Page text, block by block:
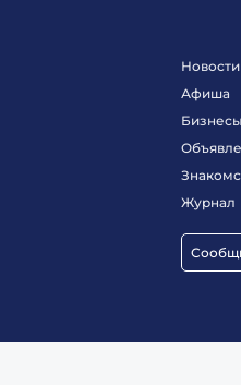
Новости
Афиша
Бизнесы
Журнал